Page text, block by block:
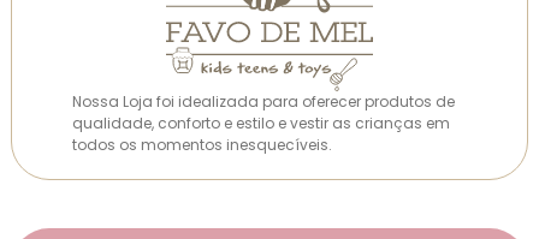
Nossa Loja foi idealizada para oferecer produtos de
qualidade, conforto e estilo e vestir as crianças em
todos os momentos inesquecíveis.